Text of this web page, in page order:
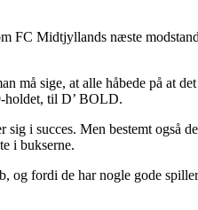
FC Midtjyllands næste
må sige, at alle håbede på at
holdet, til D’ BOLD.
i succes. Men bestemt også
i bukserne.
fordi de har nogle gode